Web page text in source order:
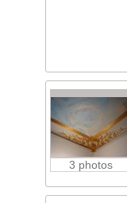
3 photos